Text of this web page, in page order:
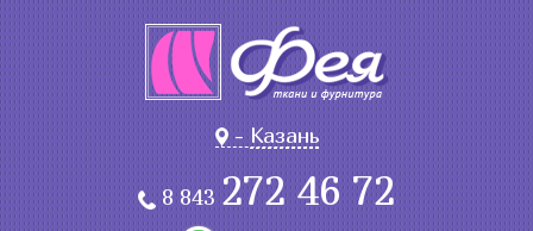
-Казань
8 843272 46 72